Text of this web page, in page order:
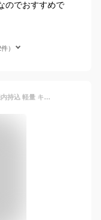
のでおすすめで
）
【商品限定P5倍開催！】スーツケース 機内持込 軽量 キャリーバッグ TSAロック USBポート ドリンクホルダー 静音 人気 修学旅行 大容量 頑丈 かわいい おすすめ SSサイズ Sサイズ Mサイズ Lサイズ 子供 T9088 TANOBI【キャンペーン参加で3年間品質保証獲得！】